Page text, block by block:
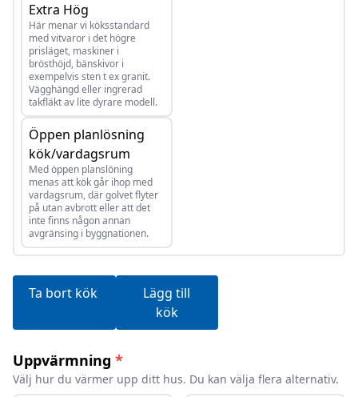
Extra Hög
Här menar vi köksstandard
med vitvaror i det högre
prisläget, maskiner i
brösthöjd, bänskivor i
exempelvis sten t ex granit.
Vägghängd eller ingrerad
takfläkt av lite dyrare modell.
Öppen planlösning
kök/vardagsrum
Med öppen planslöning
menas att kök går ihop med
vardagsrum, där golvet flyter
på utan avbrott eller att det
inte finns någon annan
avgränsing i byggnationen.
Ta bort kök
Lägg till
kök
Uppvärmning *
Välj hur du värmer upp ditt hus. Du kan välja flera alternativ.